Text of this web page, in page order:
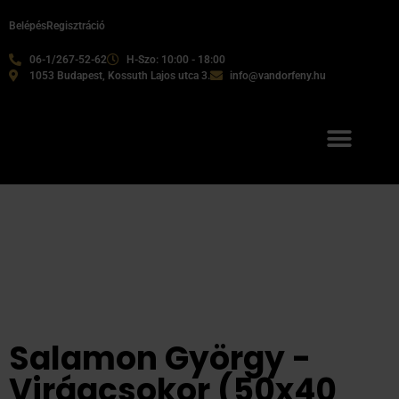
06-1/267-52-62
H-Szo: 10:00 - 18:00
1053 Budapest, Kossuth Lajos utca 3.
info@vandorfeny.hu
BelépésRegisztráció
Salamon György -